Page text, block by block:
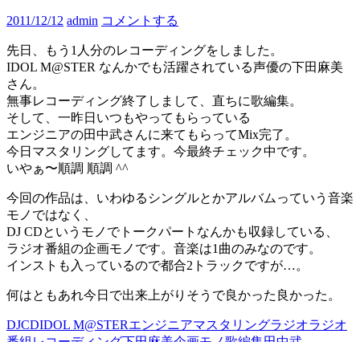
2011/12/12 admin コメントする
先日、もう1人分のレコーディングをしました。
IDOL M@STER なんかでも活躍されている声優の下田麻美
さん。
無事レコーディング終了しまして、直ちに歌編集。
そして、一昨日いつもやってもらっている
エンジニアの田中武さんに来てもらってMix完了。
今日マスタリングしてます。今最終チェック中です。
いやぁ〜順調 順調 ^^
今回の作品は、いわゆるシングルとかアルバムっていう音楽
モノではなく、
DJ CDというモノでトークパートなんかも収録している、
ラジオ番組の企画モノです。音楽は1曲のみなのです。
インストも入っているので都合2トラックですが…。
何はともあれ今日で出来上がりそうで良かった良かった。
DJCDIDOL M@STERエンジニアマスタリングラジオラジオ